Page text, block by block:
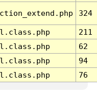
324
211
62
94
76